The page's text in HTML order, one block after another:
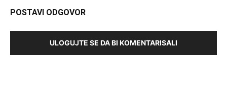
POSTAVI ODGOVOR
ULOGUJTE SE DA BI KOMENTARISALI